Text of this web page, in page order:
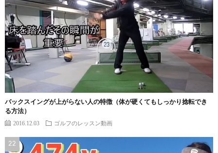
バックスイングが上がらない人の特徴（体が硬くてもしっかり捻転でき
る方法）
2016.12.03 ゴルフのレッスン動画